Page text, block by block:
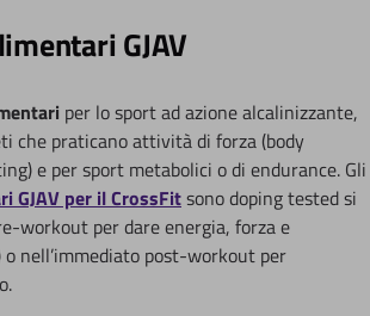
GJAV
per lo sport ad azione alcalinizzante,
che praticano attività di forza (body
e per sport metabolici o di endurance. Gli
GJAV per il CrossFitsono doping tested si
workout per dare energia, forza e
nell’immediato post-workout per